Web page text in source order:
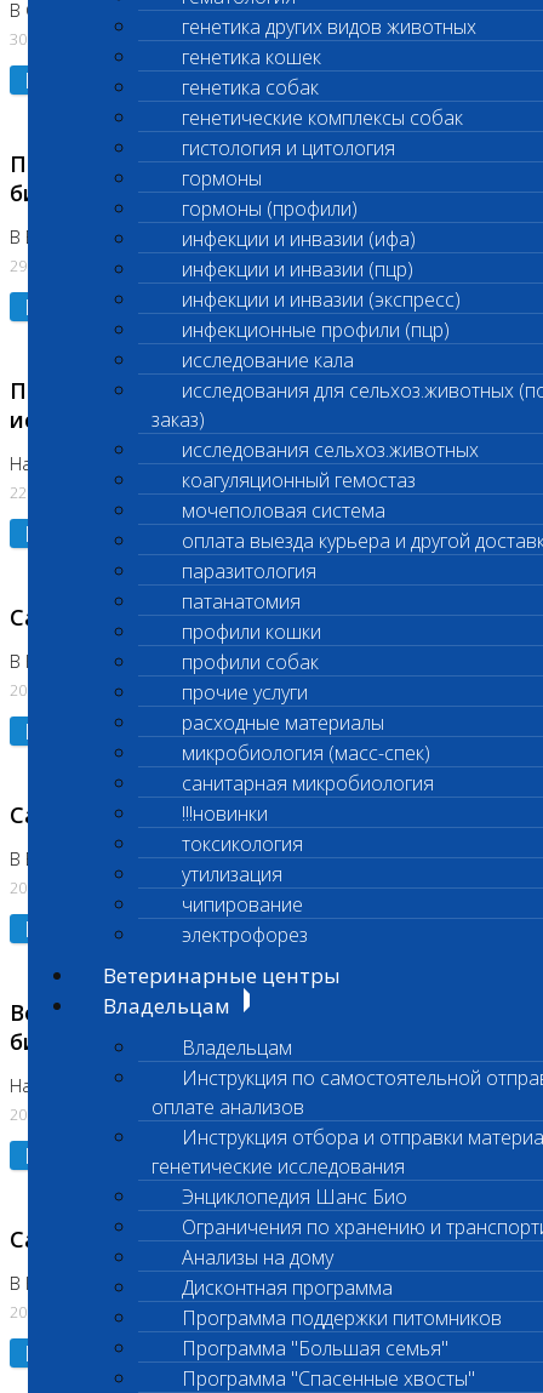
генетика других видов животных
генетика кошек
генетика собак
генетические комплексы собак
гистология и цитология
гормоны
гормоны (профили)
инфекции и инвазии (ифа)
инфекции и инвазии (пцр)
инфекции и инвазии (экспресс)
инфекционные профили (пцр)
исследование кала
исследования для сельхоз.животных
заказ)
исследования сельхоз.животных
коагуляционный гемостаз
мочеполовая система
оплата выезда курьера и другой
паразитология
патанатомия
профили кошки
профили собак
прочие услуги
расходные материалы
микробиология (масс-спек)
санитарная микробиология
!!!новинки
токсикология
утилизация
чипирование
электрофорез
Ветеринарные центры
Владельцам
Владельцам
Инструкция по самостоятельной
оплате анализов
Инструкция отбора и отправки
генетические исследования
Энциклопедия Шанс Био
Ограничения по хранению и
Анализы на дому
Дисконтная программа
Программа поддержки питомников
Программа "Большая семья"
Программа "Спасенные хвосты"
В Сколково. Код (123,309,310)
30.07.2026
Подробнее
Приостановлено выполнение срочных
биохимических исследований
В Бутово 29.07.26
29.07.2026
Подробнее
Приостановлено выполнение биохимических
исследований
На Нагорной. Код ( 123,310,309)
22.07.2026
Подробнее
Санитарные дни
В Коломне 24.07.2026 и 28.07.2026
20.07.2026
Подробнее
Санитарный день
В Бутово 21.07.2026
20.07.2026
Подробнее
Возобновлено выполнение срочных
биохимических исследований
На Нагорной
20.07.2026
Подробнее
Санитарный день
В Коломне 20.07.2026
20.07.2026
Подробнее